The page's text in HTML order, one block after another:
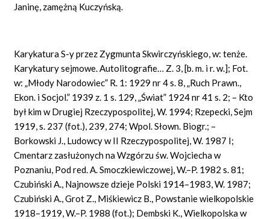
Janinę, zamężną Kuczyńską.
Karykatura S-y przez Zygmunta Skwirczyńskiego, w: tenże.
Karykatury sejmowe. Autolitografie… Z. 3, [b. m. i r. w.]; Fot.
w: „Młody Narodowiec” R. 1: 1929 nr 4 s. 8, „Ruch Prawn.,
Ekon. i Socjol.” 1939 z. 1 s. 129, „Świat” 1924 nr 41 s. 2; – Kto
był kim w Drugiej Rzeczypospolitej, W. 1994; Rzepecki, Sejm
1919, s. 237 (fot.), 239, 274; Wpol. Słown. Biogr.; –
Borkowski J., Ludowcy w II Rzeczypospolitej, W. 1987 I;
Cmentarz zasłużonych na Wzgórzu św. Wojciecha w
Poznaniu, Pod red. A. Smoczkiewiczowej, W.–P. 1982 s. 81;
Czubiński A., Najnowsze dzieje Polski 1914–1983, W. 1987;
Czubiński A., Grot Z., Miśkiewicz B., Powstanie wielkopolskie
1918–1919, W.–P. 1988 (fot.); Dembski K., Wielkopolska w